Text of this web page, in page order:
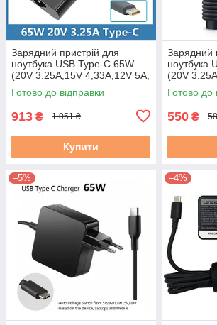
Зарядний пристрій для
ноутбука USB Type-C 65W
(20V 3.25A,15V 4,33A,12V 5A,
9V 3A,5V 3A) HP оригінал
новий
Готово до відправки
913 ₴ 1 051 ₴
Купити
Зарядний
ноутбука
(20V
2A),
Готово до
550 ₴
–5% –4%